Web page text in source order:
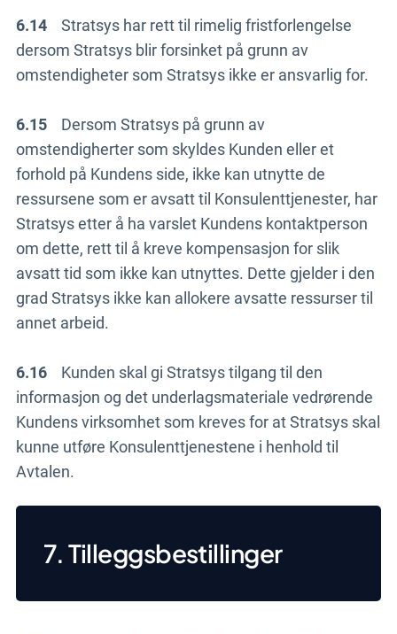
6.14
Stratsys har rett til rimelig fristforlengelse
dersom Stratsys blir forsinket på grunn av
omstendigheter som Stratsys ikke er ansvarlig for.
6.15
Dersom Stratsys på grunn av
omstendigherter som skyldes Kunden eller et
forhold på Kundens side, ikke kan utnytte de
ressursene som er avsatt til Konsulenttjenester, har
Stratsys etter å ha varslet Kundens kontaktperson
om dette, rett til å kreve kompensasjon for slik
avsatt tid som ikke kan utnyttes. Dette gjelder i den
grad Stratsys ikke kan allokere avsatte ressurser til
annet arbeid.
6.16
Kunden skal gi Stratsys tilgang til den
informasjon og det underlagsmateriale vedrørende
Kundens virksomhet som kreves for at Stratsys skal
kunne utføre Konsulenttjenestene i henhold til
Avtalen.
7. Tilleggsbestillinger